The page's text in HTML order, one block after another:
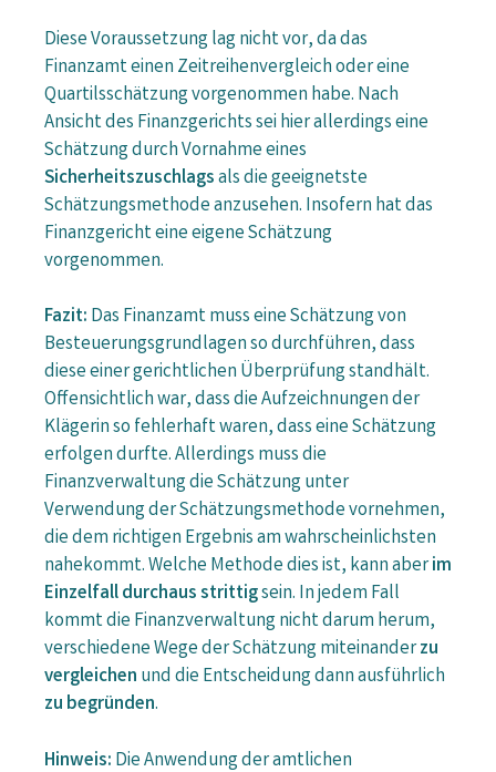
Diese Voraussetzung lag nicht vor, da das
Finanzamt einen Zeitreihenvergleich oder eine
Quartilsschätzung vorgenommen habe. Nach
Ansicht des Finanzgerichts sei hier allerdings eine
Schätzung durch Vornahme eines
Sicherheitszuschlagsals die geeignetste
Schätzungsmethode anzusehen. Insofern hat das
Finanzgericht eine eigene Schätzung
vorgenommen.
Fazit: Das Finanzamt muss eine Schätzung von
Besteuerungsgrundlagen so durchführen, dass
diese einer gerichtlichen Überprüfung standhält.
Offensichtlich war, dass die Aufzeichnungen der
Klägerin so fehlerhaft waren, dass eine Schätzung
erfolgen durfte. Allerdings muss die
Finanzverwaltung die Schätzung unter
Verwendung der Schätzungsmethode vornehmen,
die dem richtigen Ergebnis am wahrscheinlichsten
nahekommt. Welche Methode dies ist, kann aberim
Einzelfall durchaus strittigsein. In jedem Fall
kommt die Finanzverwaltung nicht darum herum,
verschiedene Wege der Schätzung miteinanderzu
vergleichen und die Entscheidung dann ausführlich
zu begründen.
Hinweis: Die Anwendung der amtlichen